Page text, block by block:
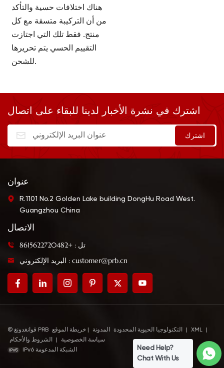
هناك اختلافات حسية والتأكد
من أن التركيبة متسقة مع كل
منتج. فقط تلك التي اجتازت
التقييم الحسي يتم تحريرها
للشحن.
اشترك في نشرة الأخبار لدينا للبقاء على اتصال
عنوان
R.1101 No.2 Golden Lake building DongHu Road West.
Guangzhou China
الاتصال
تل : +8615622720482
البريد الإلكتروني : customer@prb.cn
© قوانغدونغ PRB التكنولوجيا الحيوية المحدودة المدونة XML
سياسة الخصوصية
الشروط والأحكام
IPv6 الشبكة المدعومة
Need Help?
Chat With Us